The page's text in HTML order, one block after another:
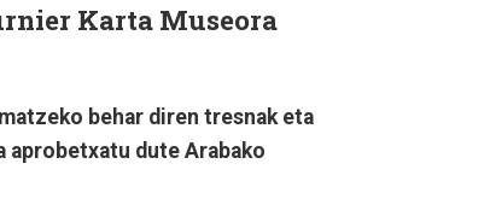
Karta Museora
behar diren tresnak eta
dute Arabako